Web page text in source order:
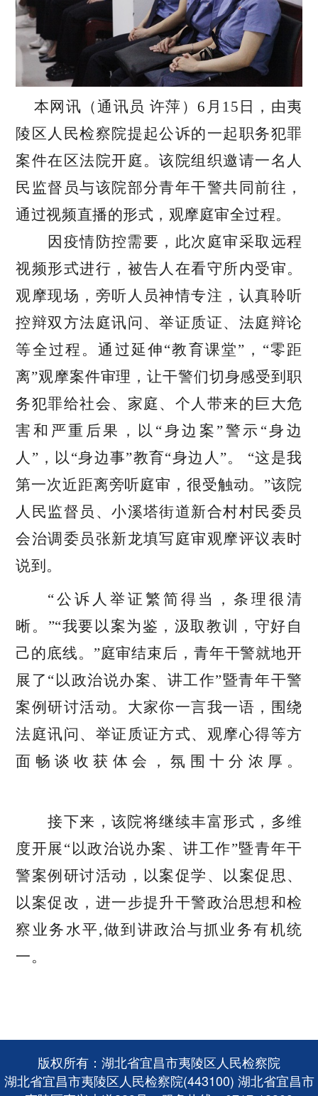
本网讯（通讯员 许萍） 6月15日，由夷
陵区人民检察院提起公诉的一起职务犯罪
案件在区法院开庭。该院组织邀请一名人
民监督员与该院部分青年干警共同前往，
通过视频直播的形式，观摩庭审全过程。
因疫情防控需要，此次庭审采取远程
视频形式进行，被告人在看守所内受审。
观摩现场，旁听人员神情专注，认真聆听
控辩双方法庭讯问、举证质证、法庭辩论
等全过程。通过延伸“教育课堂”，“零距
离”观摩案件审理，让干警们切身感受到职
务犯罪给社会、家庭、个人带来的巨大危
害和严重后果，以“身边案”警示“身边
人”，以“身边事”教育“身边人”。 “这是我
第一次近距离旁听庭审，很受触动。”该院
人民监督员、小溪塔街道新合村村民委员
会治调委员张新龙填写庭审观摩评议表时
说到。
“公诉人举证繁简得当，条理很清
晰。”“我要以案为鉴，汲取教训，守好自
己的底线。”庭审结束后，青年干警就地开
展了“以政治说办案、讲工作”暨青年干警
案例研讨活动。大家你一言我一语，围绕
法庭讯问、举证质证方式、观摩心得等方
面畅谈收获体会，氛围十分浓厚。
接下来，该院将继续丰富形式，多维
度开展“以政治说办案、讲工作”暨青年干
警案例研讨活动，以案促学、以案促思、
以案促改，进一步提升干警政治思想和检
察业务水平,做到讲政治与抓业务有机统
一。
版权所有：湖北省宜昌市夷陵区人民检察院
湖北省宜昌市夷陵区人民检察院(443100) 湖北省宜昌市